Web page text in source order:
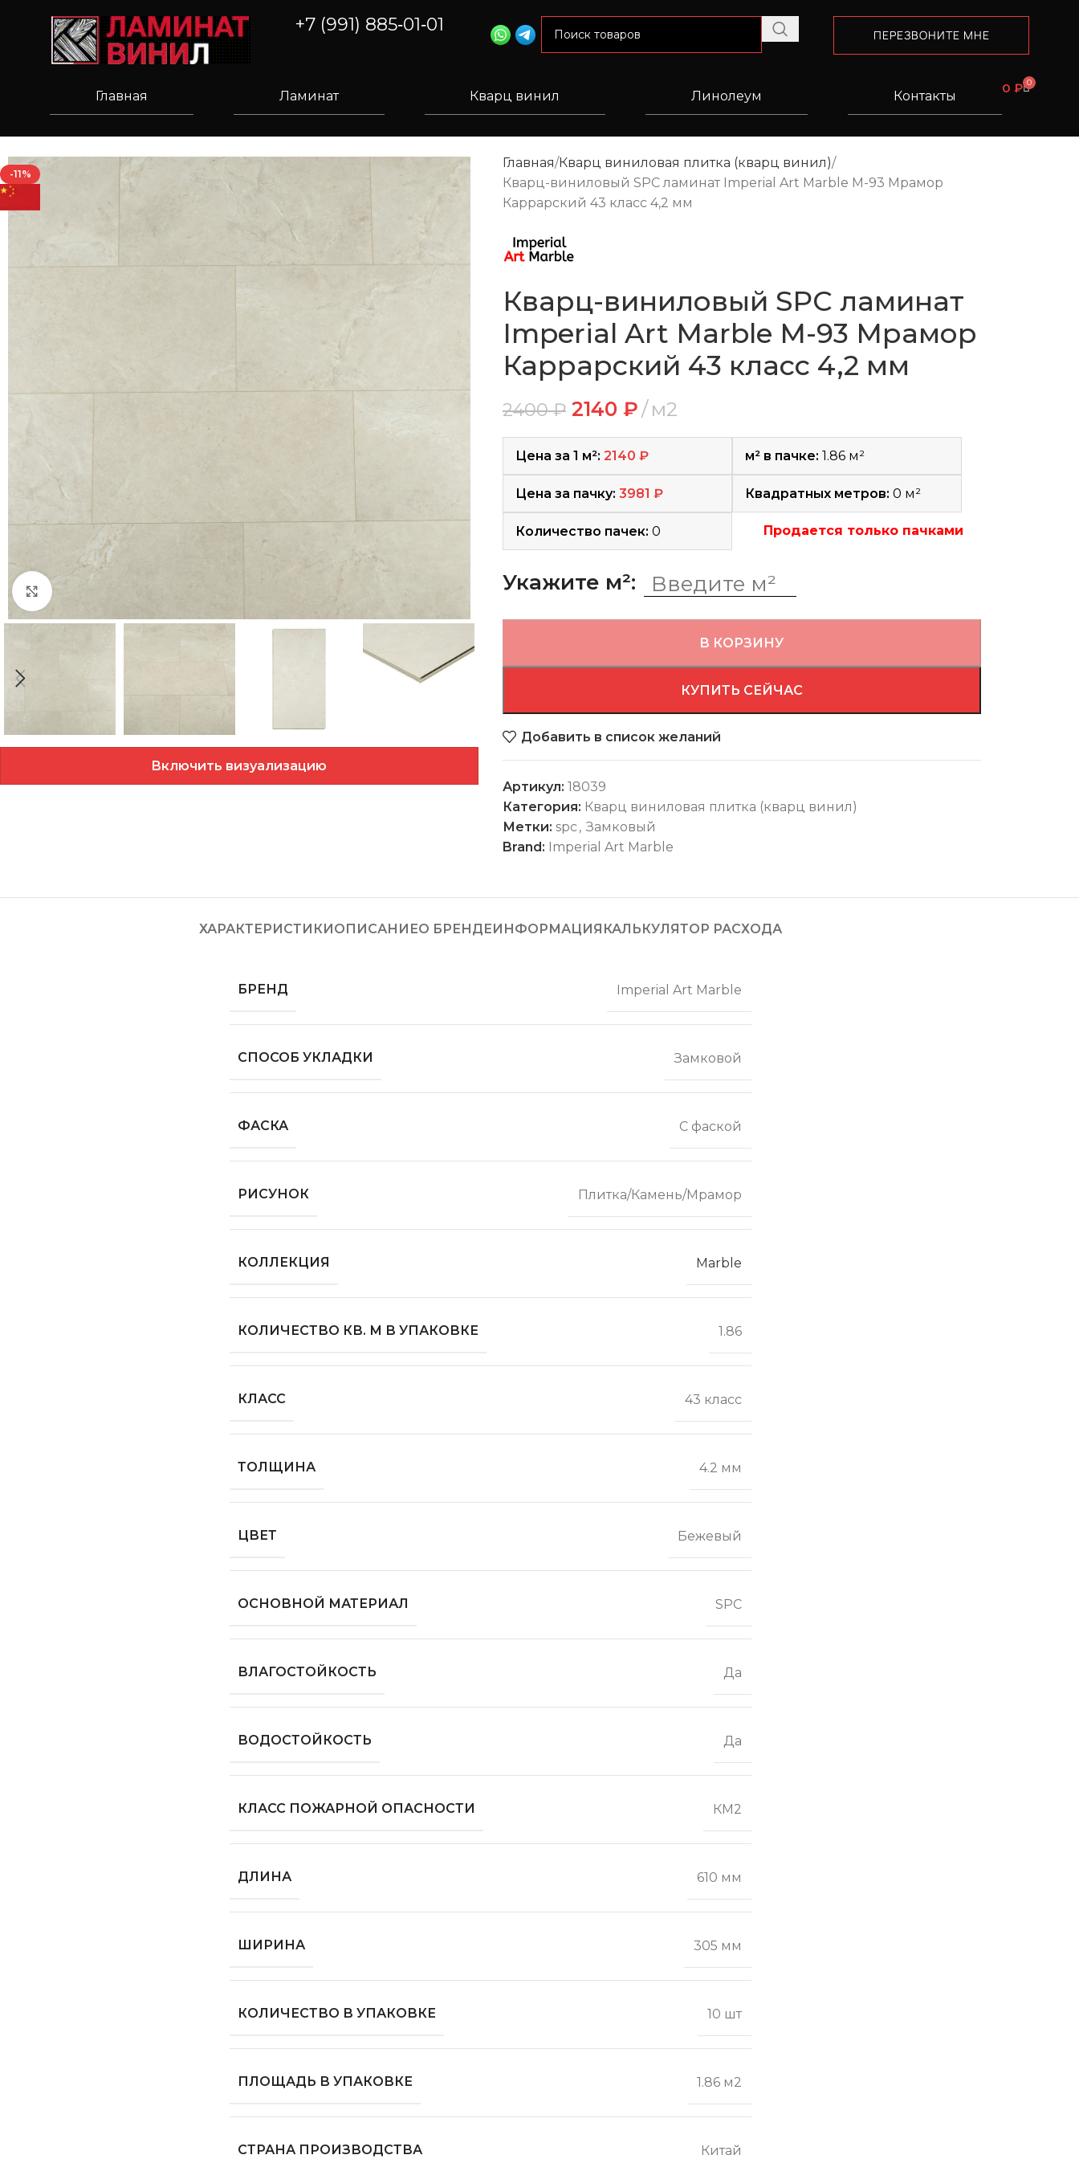
+7 (991) 885‑01‑01 ПЕРЕЗВОНИТЕ МНЕ
Главная Ламинат Кварц винил Линолеум Контакты
0 ₽ 0
-11%
Нажмите, чтобы увеличить
Включить визуализацию
Главная Кварц виниловая плитка (кварц винил)
Кварц-виниловый SPC ламинат Imperial Art Marble M-93 Мрамор
Каррарский 43 класс 4,2 мм
Кварц-виниловый SPC ламинат
Imperial Art Marble M-93 Мрамор
Каррарский 43 класс 4,2 мм
2400₽ 2140 ₽ м2
Цена за 1 м²: 2140 ₽ м² в пачке: 1.86 м²
Цена за пачку: 3981 ₽ Квадратных метров: 0 м²
Количество пачек: 0 Продается только пачками
Укажите м²:
В КОРЗИНУ
КУПИТЬ СЕЙЧАС
Добавить в список желаний
Артикул: 18039
Категория: Кварц виниловая плитка (кварц винил)
Метки: spc, Замковый
Brand: Imperial Art Marble
ХАРАКТЕРИСТИКИОПИСАНИЕО БРЕНДЕИНФОРМАЦИЯ КАЛЬКУЛЯТОР РАСХОДА
БРЕНД Imperial Art Marble
СПОСОБ УКЛАДКИ Замковой
ФАСКА С фаской
РИСУНОК Плитка/Камень/Мрамор
КОЛЛЕКЦИЯ Marble
КОЛИЧЕСТВО КВ. М В УПАКОВКЕ 1.86
КЛАСС 43 класс
ТОЛЩИНА 4.2 мм
ЦВЕТ Бежевый
ОСНОВНОЙ МАТЕРИАЛ SPC
ВЛАГОСТОЙКОСТЬ Да
ВОДОСТОЙКОСТЬ Да
КЛАСС ПОЖАРНОЙ ОПАСНОСТИ КМ2
ДЛИНА 610 мм
ШИРИНА 305 мм
КОЛИЧЕСТВО В УПАКОВКЕ 10 шт
ПЛОЩАДЬ В УПАКОВКЕ 1.86 м2
СТРАНА ПРОИЗВОДСТВА Китай